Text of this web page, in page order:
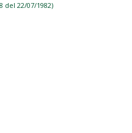
del 22/07/1982)